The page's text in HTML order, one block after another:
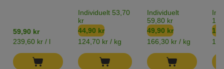
59,90 kr
239,60 kr / l
Individuelt 53,70
kr
44,90 kr
124,70 kr / kg
Individuelt
59,80 kr
49,90 kr
166,30 kr / kg